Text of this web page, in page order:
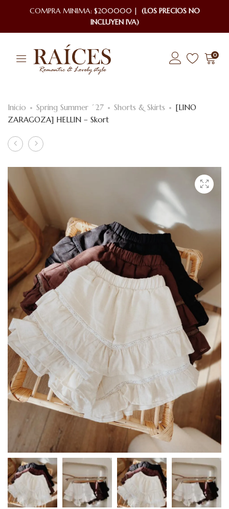
COMPRA MINIMA: $200000 | (LOS PRECIOS NO
INCLUYEN IVA)
0
Inicio Spring Summer ´27 Shorts & Skirts
[LINO
ZARAGOZA] HELLIN – Skort
Product
navigation
[LINO
CAPULIN
Blusa
[LINO
Manzana
Blusa